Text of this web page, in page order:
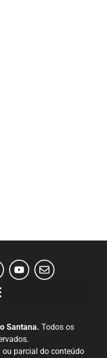
Santana. Todos os
parcial do conteúdo